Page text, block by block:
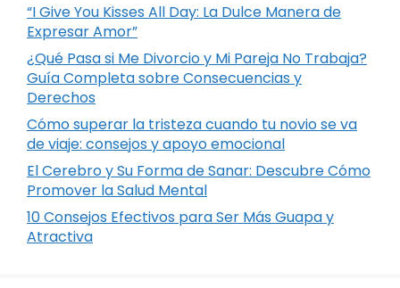
“I Give You Kisses All Day: La Dulce Manera de
Expresar Amor”
¿Qué Pasa si Me Divorcio y Mi Pareja No Trabaja?
Guía Completa sobre Consecuencias y
Derechos
Cómo superar la tristeza cuando tu novio se va
de viaje: consejos y apoyo emocional
El Cerebro y Su Forma de Sanar: Descubre Cómo
Promover la Salud Mental
10 Consejos Efectivos para Ser Más Guapa y
Atractiva